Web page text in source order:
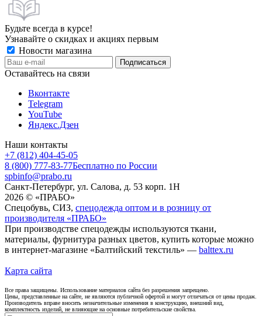
Будьте всегда в курсе!
Узнавайте о скидках и акциях первым
Новости магазина
Оставайтесь на связи
Вконтакте
Telegram
YouTube
Яндекс.Дзен
Наши контакты
+7 (812) 404-45-05
8 (800) 777-83-77Бесплатно по России
spbinfo@prabo.ru
Санкт-Петербург, ул. Салова, д. 53 корп. 1Н
2026 © «ПРАБО»
Спецобувь, СИЗ, спецодежда оптом и в розницу от
производителя «ПРАБО»
При производстве спецодежды используются ткани,
материалы, фурнитура разных цветов, купить которые можно
в интернет-магазине «Балтийский текстиль» — balttex.ru
Карта сайта
Все права защищены. Использование материалов сайта без разрешения запрещено.
Цены, представленные на сайте, не являются публичной офертой и могут отличаться от цены продаж.
Производитель вправе вносить незначительные изменения в конструкцию, внешний вид,
комплектность изделий, не влияющие на основные потребительские свойства.